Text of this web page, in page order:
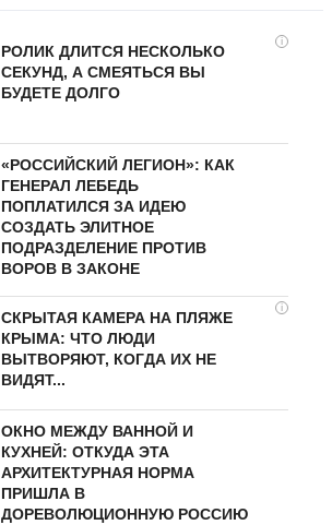
i
РОЛИК ДЛИТСЯ НЕСКОЛЬКО
СЕКУНД, А СМЕЯТЬСЯ ВЫ
БУДЕТЕ ДОЛГО
«РОССИЙСКИЙ ЛЕГИОН»: КАК
ГЕНЕРАЛ ЛЕБЕДЬ
ПОПЛАТИЛСЯ ЗА ИДЕЮ
СОЗДАТЬ ЭЛИТНОЕ
ПОДРАЗДЕЛЕНИЕ ПРОТИВ
ВОРОВ В ЗАКОНЕ
i
СКРЫТАЯ КАМЕРА НА ПЛЯЖЕ
КРЫМА: ЧТО ЛЮДИ
ВЫТВОРЯЮТ, КОГДА ИХ НЕ
ВИДЯТ...
ОКНО МЕЖДУ ВАННОЙ И
КУХНЕЙ: ОТКУДА ЭТА
АРХИТЕКТУРНАЯ НОРМА
ПРИШЛА В
ДОРЕВОЛЮЦИОННУЮ РОССИЮ